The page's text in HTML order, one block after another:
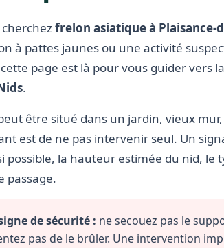
cherchezfrelon asiatique à Plaisance-
à pattes jaunes ou une activité
cette page est là pour vous guider vers
.
être situé dans un jardin, vieux
est de ne pas intervenir seul. Un
possible, la hauteur estimée du nid, le
passage.
de sécurité : ne secouez pas le
pas de le brûler. Une intervention